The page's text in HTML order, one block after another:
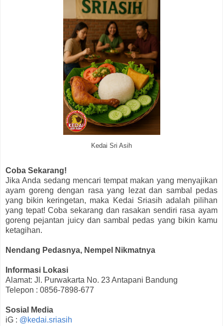
Kedai Sri Asih
Coba Sekarang!
Jika Anda sedang mencari tempat makan yang menyajikan
ayam goreng dengan rasa yang lezat dan sambal pedas
yang bikin keringetan, maka Kedai Sriasih adalah pilihan
yang tepat! Coba sekarang dan rasakan sendiri rasa ayam
goreng pejantan juicy dan sambal pedas yang bikin kamu
ketagihan.
Nendang Pedasnya, Nempel Nikmatnya
Informasi Lokasi
Alamat: Jl. Purwakarta No. 23 Antapani Bandung
Telepon : 0856-7898-677
Sosial Media
iG : @kedai.sriasih